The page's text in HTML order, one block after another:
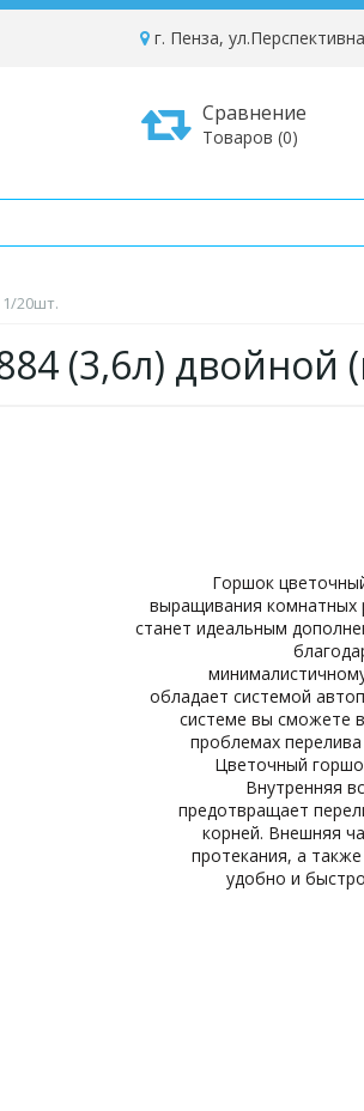
г. Пенза,
Сравнение
Товаров (0)
20шт.
(3,6л) двойной
Горшок
выращивания комнатных
станет идеальным
обладает системой
системе вы сможете
проблемах
Цветочный
Внутренняя
предотвращает
корней. Внешняя
протекания, а
удобно и